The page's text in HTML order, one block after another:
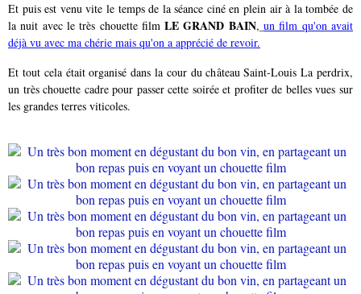
Et puis est venu vite le temps de la séance ciné en plein air à la tombée de
la nuit avec le très chouette filmLE GRAND BAIN, un film qu'on avait
déjà vu avec ma chérie mais qu'on a apprécié de revoir.
Et tout cela était organisé dans la cour du château Saint-Louis La perdrix,
un très chouette cadre pour passer cette soirée et profiter de belles vues sur
les grandes terres viticoles.